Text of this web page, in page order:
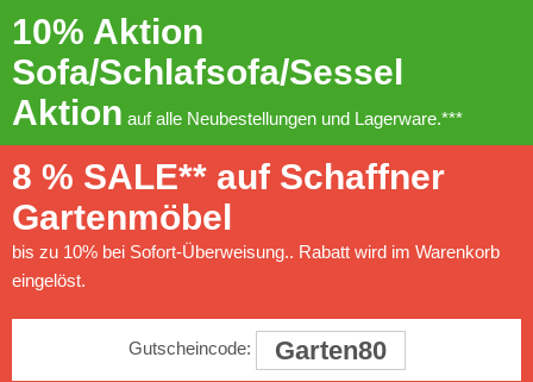
10% Aktion
Sofa/Schlafsofa/Sessel
Aktion auf alle Neubestellungen und Lagerware.***
8 % SALE** auf Schaffner
Gartenmöbel
bis zu 10% bei Sofort-Überweisung.. Rabatt wird im Warenkorb
eingelöst.
Gutscheincode: Garten80